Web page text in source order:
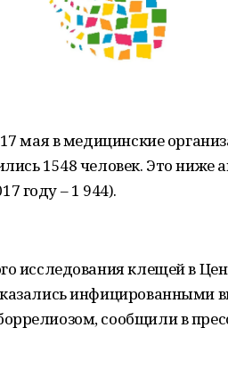
мая в медицинские
1548 человек. Это ниже
году – 1 944).
исследования клещей в
инфицированными
сообщили в